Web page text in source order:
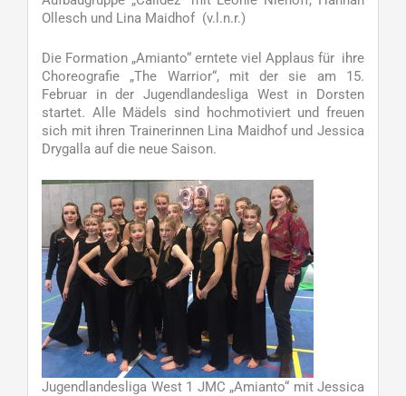
Ollesch und Lina Maidhof (v.l.n.r.)
Die Formation „Amianto“ erntete viel Applaus für ihre
Choreografie „The Warrior“, mit der sie am 15.
Februar in der Jugendlandesliga West in Dorsten
startet. Alle Mädels sind hochmotiviert und freuen
sich mit ihren Trainerinnen Lina Maidhof und Jessica
Drygalla auf die neue Saison.
Jugendlandesliga West 1 JMC „Amianto“ mit Jessica